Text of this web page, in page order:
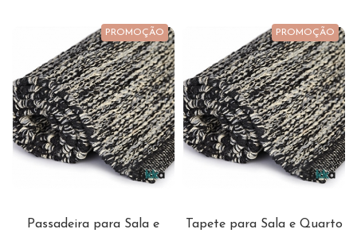
PROMOÇÃO
Passadeira para Sala e
PROMOÇÃO
Tapete para Sala e Quarto